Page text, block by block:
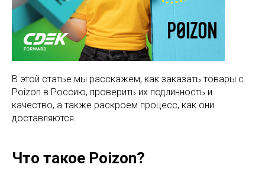
В этой статье мы расскажем, как заказать товары с
Poizon в Россию, проверить их подлинность и
качество, а также раскроем процесс, как они
доставляются.
Что такое Poizon?